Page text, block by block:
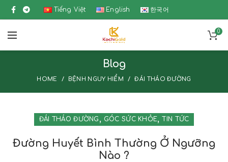
Tiếng Việt English 한국어
0
Blog
HOME BỆNH NGUY HIỂM ĐÁI THÁO ĐƯỜNG
ĐÁI THÁO ĐƯỜNG , GÓC SỨC KHỎE, TIN TỨC
Đường Huyết Bình Thường Ở Ngưỡng
Nào ?